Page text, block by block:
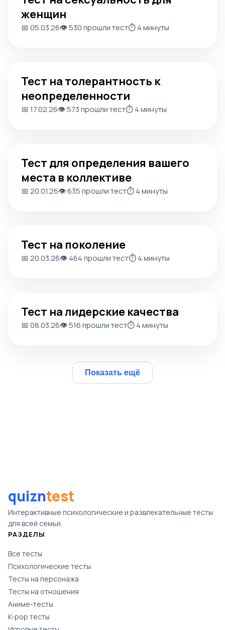
женщин
📅 05.03.26👁️ 530 прошли тест⏱️ 4 минуты
Тест на толерантность к
неопределенности
📅 17.02.26👁️ 573 прошли тест⏱️ 4 минуты
Тест для определения вашего
места в коллективе
📅 20.01.26👁️ 635 прошли тест⏱️ 4 минуты
Тест на поколение
📅 20.03.26👁️ 464 прошли тест⏱️ 4 минуты
Тест на лидерские качества
📅 08.03.26👁️ 516 прошли тест⏱️ 4 минуты
Показать ещё
quizntest
Интерактивные психологические и развлекательные тесты
для всей семьи.
РАЗДЕЛЫ
Все тесты
Психологические тесты
Тесты на персонажа
Тесты на отношения
Аниме-тесты
K-pop тесты